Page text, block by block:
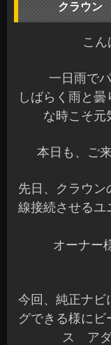
クラウ
こ
一日雨で
しばらく雨と
な時こそ元
本日も、ご
先日、クラウン
線接続させるユ
オーナー
今回、純正ナビ
グできる様にビ
ス アダ